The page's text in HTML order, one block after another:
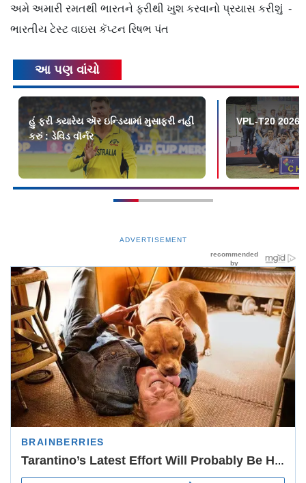
અમે અમારી રમતથી ભારતને ફરીથી ખુશ કરવાનો પ્રયાસ કરીશું -
ભારતીય ટેસ્ટ વાઇસ કૅપ્ટન રિષભ પંત
આ પણ વાંચો
હું ફરી ક્યારેય ઍર ઇન્ડિયામાં મુસાફરી નહીં
કરું : ડેવિડ વૉર્નર
VPL-T20
ADVERTISEMENT